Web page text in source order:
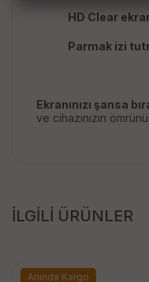
HD Clear
Parmak izi
Ekranınızı şansa
ve cihazınızın
İLGİLİ ÜRÜNLER
Anında Kargo